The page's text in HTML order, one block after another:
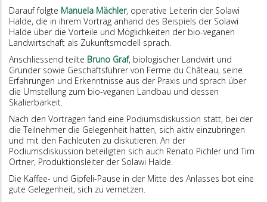
Darauf folgte Manuela Mächler, operative Leiterin der Solawi
Halde, die in ihrem Vortrag anhand des Beispiels der Solawi
Halde über die Vorteile und Möglichkeiten der bio-veganen
Landwirtschaft als Zukunftsmodell sprach.
Anschliessend teilte Bruno Graf, biologischer Landwirt und
Gründer sowie Geschäftsführer von Ferme du Château, seine
Erfahrungen und Erkenntnisse aus der Praxis und sprach über
die Umstellung zum bio-veganen Landbau und dessen
Skalierbarkeit.
Nach den Vorträgen fand eine Podiumsdiskussion statt, bei der
die Teilnehmer die Gelegenheit hatten, sich aktiv einzubringen
und mit den Fachleuten zu diskutieren. An der
Podiumsdiskussion beteiligten sich auch Renato Pichler und Tim
Ortner, Produktionsleiter der Solawi Halde.
Die Kaffee- und Gipfeli-Pause in der Mitte des Anlasses bot eine
gute Gelegenheit, sich zu vernetzen.